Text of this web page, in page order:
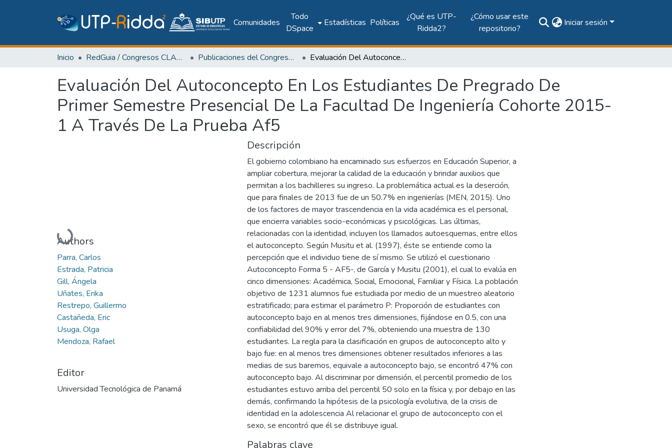
Comunidades
Todo
DSpace
Estadísticas Políticas
¿Qué es UTP-
Ridda2?
¿Cómo usar este
repositorio?
Iniciar sesión
Inicio RedGuia / Congresos CLABES Publicaciones del Congreso Internacional CLABES Evaluación Del Autoconcepto En Los Estudiantes De Pregrado De Primer Semestre Presencial De La Facultad De Ingeniería Cohorte 2015-1 A Través De La Prueba Af5
Evaluación Del Autoconcepto En Los Estudiantes De Pregrado De
Primer Semestre Presencial De La Facultad De Ingeniería Cohorte 2015-
1 A Través De La Prueba Af5
Cargando...
Authors
Parra, Carlos
Estrada, Patricia
Gill, Ángela
Uñates, Erika
Restrepo, Guillermo
Castañeda, Eric
Usuga, Olga
Mendoza, Rafael
Editor
Universidad Tecnológica de Panamá
Descripción
El gobierno colombiano ha encaminado sus esfuerzos en Educación Superior, a
ampliar cobertura, mejorar la calidad de la educación y brindar auxilios que
permitan a los bachilleres su ingreso. La problemática actual es la deserción,
que para finales de 2013 fue de un 50.7% en ingenierías (MEN, 2015). Uno
de los factores de mayor trascendencia en la vida académica es el personal,
que encierra variables socio-económicas y psicológicas. Las últimas,
relacionadas con la identidad, incluyen los llamados autoesquemas, entre ellos
el autoconcepto. Según Musitu et al. (1997), éste se entiende como la
percepción que el individuo tiene de sí mismo. Se utilizó el cuestionario
Autoconcepto Forma 5 - AF5-, de García y Musitu (2001), el cual lo evalúa en
cinco dimensiones: Académica, Social, Emocional, Familiar y Física. La población
objetivo de 1231 alumnos fue estudiada por medio de un muestreo aleatorio
estratificado; para estimar el parámetro P: Proporción de estudiantes con
autoconcepto bajo en al menos tres dimensiones, fijándose en 0.5, con una
confiabilidad del 90% y error del 7%, obteniendo una muestra de 130
estudiantes. La regla para la clasificación en grupos de autoconcepto alto y
bajo fue: en al menos tres dimensiones obtener resultados inferiores a las
medias de sus baremos, equivale a autoconcepto bajo, se encontró 47% con
autoconcepto bajo. Al discriminar por dimensión, el percentil promedio de los
estudiantes estuvo arriba del percentil 50 solo en la física y, por debajo en las
demás, confirmando la hipótesis de la psicología evolutiva, de la crisis de
identidad en la adolescencia Al relacionar el grupo de autoconcepto con el
sexo, se encontró que él se distribuye igual.
Palabras clave